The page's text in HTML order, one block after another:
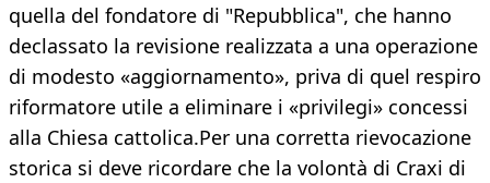
quella del fondatore di "Repubblica", che hanno
declassato la revisione realizzata a una operazione
di modesto «aggiornamento», priva di quel respiro
riformatore utile a eliminare i «privilegi» concessi
alla Chiesa cattolica.Per una corretta rievocazione
storica si deve ricordare che la volontà di Craxi di